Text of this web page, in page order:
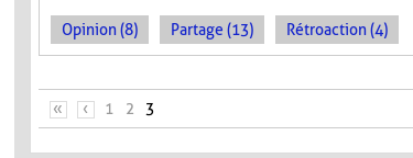
Opinion (8) Partage (13) Rétroaction (4)
« ‹ 1 2 3